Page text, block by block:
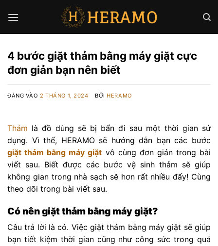
qua
4 bước giặt thảm bằng máy giặt cực
đơn giản bạn nên biết
ĐĂNG VÀO2 THÁNG 1, 2024 BỞI HERAMO
Thảm là đồ dùng sẽ bị bẩn đi sau một thời gian sử
dụng. Vì thế, HERAMO sẽ hướng dẫn bạn các bước
giặt thảm bằng máy giặt vô cùng đơn giản trong bài
viết sau. Biết được các bước vệ sinh thảm sẽ giúp
không gian trong nhà sạch sẽ hơn rất nhiều đấy! Cùng
theo dõi trong bài viết sau.
Có nên giặt thảm bằng máy giặt?
Câu trả lời là có. Việc giặt thảm bằng máy giặt sẽ giúp
bạn tiết kiệm thời gian cũng như công sức trong quá